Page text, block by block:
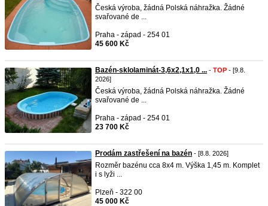
Česká výroba, žádná Polská náhražka. Žádné
svařované de ...
Praha - západ - 254 01
45 600 Kč
Bazén-sklolaminát-3,6x2,1x1,0 ... - TOP - [9.8.
2026]
Česká výroba, žádná Polská náhražka. Žádné
svařované de ...
Praha - západ - 254 01
23 700 Kč
Prodám zastřešení na bazén - [8.8. 2026]
Rozměr bazénu cca 8x4 m. Výška 1,45 m. Komplet
i s lyži ...
Plzeň - 322 00
45 000 Kč